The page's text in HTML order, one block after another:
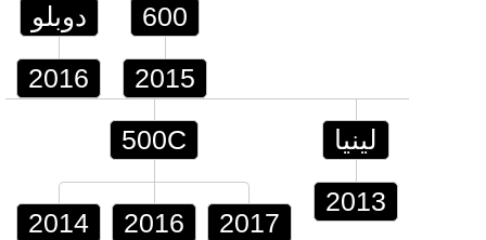
دوبلو
2016
600
2015
500C
2014 2016 2017
لينيا
2013